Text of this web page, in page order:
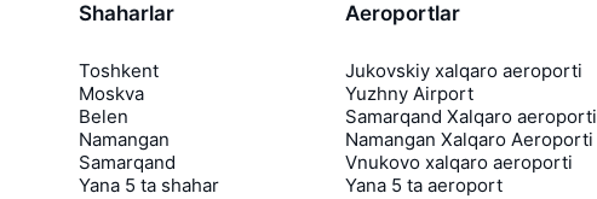
Shaharlar
Toshkent
Moskva
Belen
Namangan
Samarqand
Yana 5 ta shahar
Aeroportlar
Jukovskiy xalqaro aeroporti
Yuzhny Airport
Samarqand Xalqaro aeroporti
Namangan Xalqaro Aeroporti
Vnukovo xalqaro aeroporti
Yana 5 ta aeroport